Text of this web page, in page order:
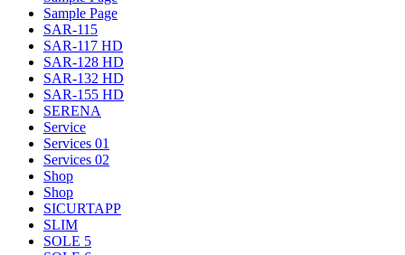
Sample Page
SAR-115
SAR-117 HD
SAR-128 HD
SAR-132 HD
SAR-155 HD
SERENA
Service
Services 01
Services 02
Shop
Shop
SICURTAPP
SLIM
SOLE 5